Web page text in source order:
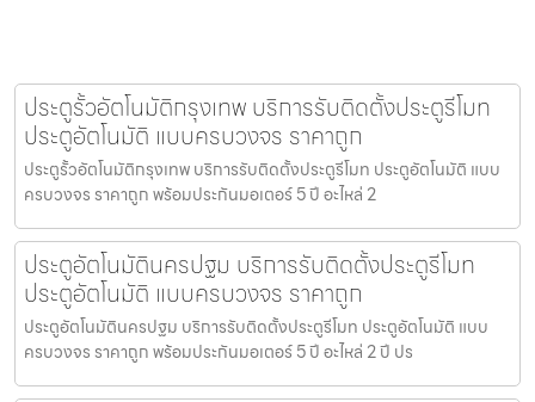
ประตูรั้วอัตโนมัติกรุงเทพ บริการรับติดตั้งประตูรีโมท
ประตูอัตโนมัติ แบบครบวงจร ราคาถูก
ประตูรั้วอัตโนมัติกรุงเทพ บริการรับติดตั้งประตูรีโมท ประตูอัตโนมัติ แบบ
ครบวงจร ราคาถูก พร้อมประกันมอเตอร์ 5 ปี อะไหล่ 2
ประตูอัตโนมัตินครปฐม บริการรับติดตั้งประตูรีโมท
ประตูอัตโนมัติ แบบครบวงจร ราคาถูก
ประตูอัตโนมัตินครปฐม บริการรับติดตั้งประตูรีโมท ประตูอัตโนมัติ แบบ
ครบวงจร ราคาถูก พร้อมประกันมอเตอร์ 5 ปี อะไหล่ 2 ปี ปร